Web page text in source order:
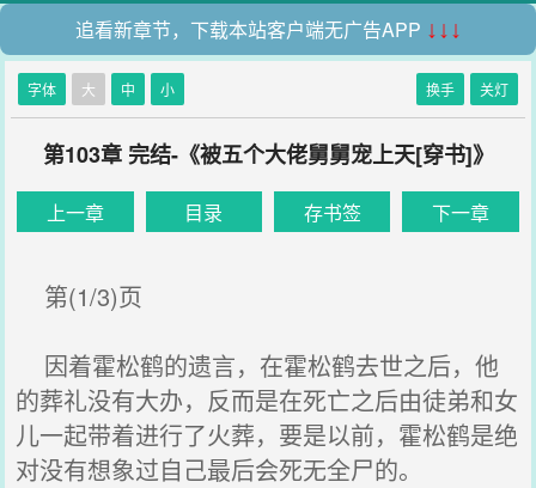
追看新章节，下载本站客户端无广告APP ↓↓↓
字体 大 中 小 换手 关灯
第103章 完结-《被五个大佬舅舅宠上天[穿书]》
上一章 目录 存书签 下一章
第(1/3)页
因着霍松鹤的遗言，在霍松鹤去世之后，他
的葬礼没有大办，反而是在死亡之后由徒弟和女
儿一起带着进行了火葬，要是以前，霍松鹤是绝
对没有想象过自己最后会死无全尸的。